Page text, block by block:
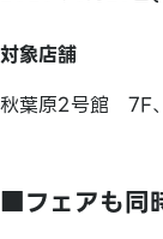
対象店舗
秋葉原2号館 7F
■フェアも同